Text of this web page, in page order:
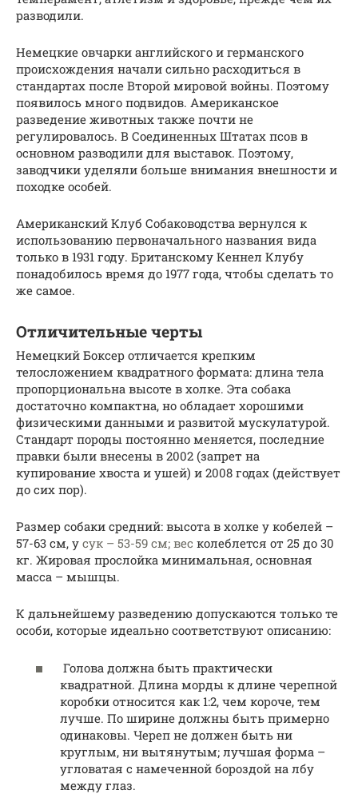
разводили.
Немецкие овчарки английского и германского
происхождения начали сильно расходиться в
стандартах после Второй мировой войны. Поэтому
появилось много подвидов. Американское
разведение животных также почти не
регулировалось. В Соединенных Штатах псов в
основном разводили для выставок. Поэтому,
заводчики уделяли больше внимания внешности и
походке особей.
Американский Клуб Собаководства вернулся к
использованию первоначального названия вида
только в 1931 году. Британскому Кеннел Клубу
понадобилось время до 1977 года, чтобы сделать то
же самое.
Отличительные черты
Немецкий Боксер отличается крепким
телосложением квадратного формата: длина тела
пропорциональна высоте в холке. Эта собака
достаточно компактна, но обладает хорошими
физическими данными и развитой мускулатурой.
Стандарт породы постоянно меняется, последние
правки были внесены в 2002 (запрет на
купирование хвоста и ушей) и 2008 годах (действует
до сих пор).
Размер собаки средний: высота в холке у кобелей –
57-63 см, у сук – 53-59 см; вес колеблется от 25 до 30
кг. Жировая прослойка минимальная, основная
масса – мышцы.
К дальнейшему разведению допускаются только те
особи, которые идеально соответствуют описанию:
Голова должна быть практически
квадратной. Длина морды к длине черепной
коробки относится как 1:2, чем короче, тем
лучше. По ширине должны быть примерно
одинаковы. Череп не должен быть ни
круглым, ни вытянутым; лучшая форма –
угловатая с намеченной бороздой на лбу
между глаз.